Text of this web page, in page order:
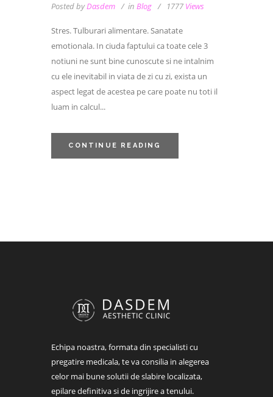
Posted byDasdem in Blog 1777 Views
Stres. Tulburari alimentare. Sanatate
emotionala. In ciuda faptului ca toate cele 3
notiuni ne sunt bine cunoscute si ne intalnim
cu ele inevitabil in viata de zi cu zi, exista un
aspect legat de acestea pe care poate nu toti il
luam in calcul...
CONTINUE READING
Echipa noastra, formata din specialisti cu
pregatire medicala, te va consilia in alegerea
celor mai bune solutii de slabire localizata,
epilare definitiva si de ingrijire a tenului.